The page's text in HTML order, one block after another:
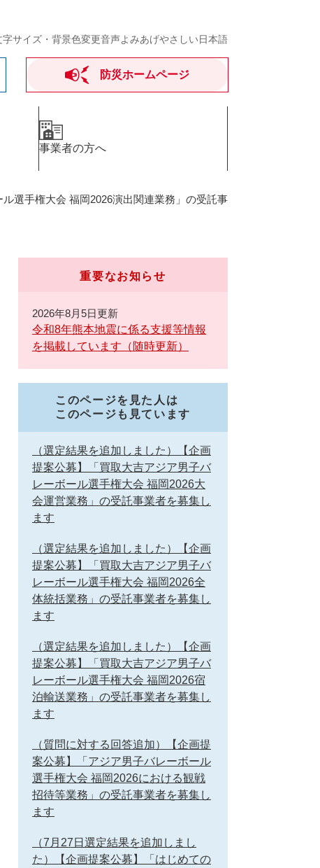
字サイズ・背景色変更音声よみあげやさしい日本語
防災ホームページ
事業者の方へ
選手権大会 福岡2026演出関連業務」の受託事
重要なお知らせ
2026年8月5日更新
令和8年熊本地震に係る支援等情報
を掲載しています（随時更新）
このページを見た人は
このページも見ています
（選定結果を追加しました）【企画
提案公募】「買取大吉アジア男子バ
レーボール選手権大会 福岡2026大
会運営業務」の受託事業者を募集し
ます
（選定結果を追加しました）【企画
提案公募】「買取大吉アジア男子バ
レーボール選手権大会 福岡2026全
体統括業務」の受託事業者を募集し
ます
（選定結果を追加しました）【企画
提案公募】「買取大吉アジア男子バ
レーボール選手権大会 福岡2026宿
泊輸送業務」の受託事業者を募集し
ます
（質問に対する回答追加）【企画提
案公募】「アジア男子バレーボール
選手権大会 福岡2026における観戦
招待等業務」の受託事業者を募集し
ます
（7月27日選定結果を追加しまし
た）【企画提案公募】「はじめての